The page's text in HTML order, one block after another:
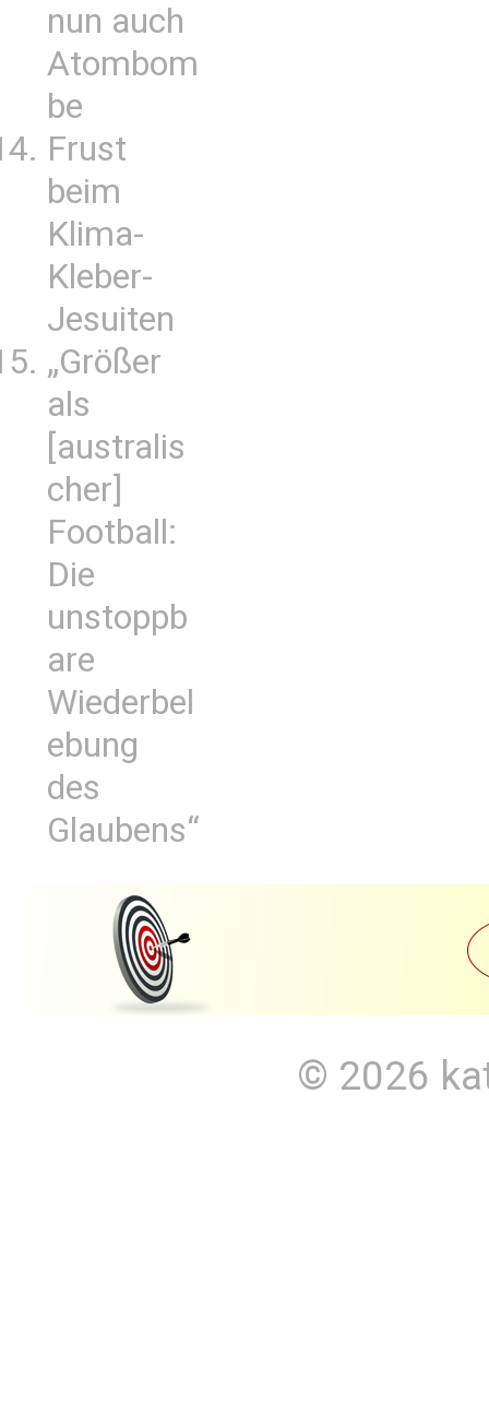
nun auch
Atombom
be
Frust
beim
Klima-
Kleber-
Jesuiten
„Größer
als
[australis
cher]
Football:
Die
unstoppb
are
Wiederbel
ebung
des
Glaubens“
© 2026